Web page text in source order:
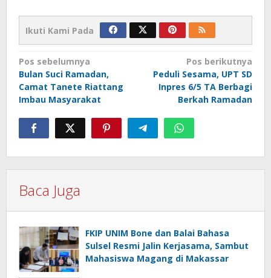
Ikuti Kami Pada
Navigasi
pos
Pos sebelumnya
Bulan Suci Ramadan,
Camat Tanete Riattang
Imbau Masyarakat
Pos berikutnya
Peduli Sesama, UPT SD
Inpres 6/5 TA Berbagi
Berkah Ramadan
Baca Juga
FKIP UNIM Bone dan Balai Bahasa
Sulsel Resmi Jalin Kerjasama, Sambut
Mahasiswa Magang di Makassar